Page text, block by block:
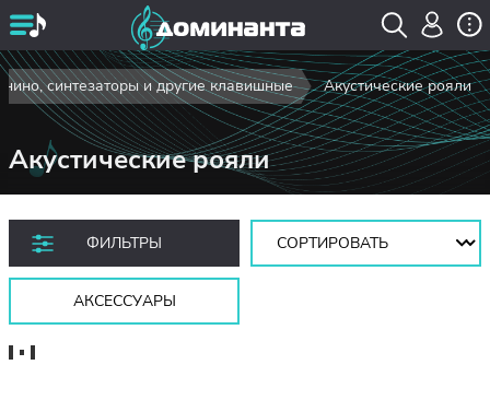
синтезаторы и другие клавишные Акустические рояли
Акустические рояли
ФИЛЬТРЫ
Сортировать:
АКСЕССУАРЫ